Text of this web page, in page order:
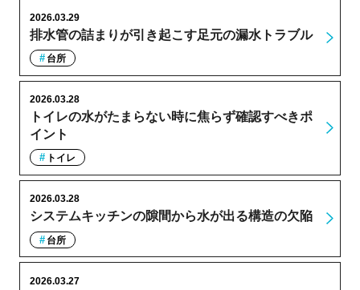
排水管の詰まりが引き起こす足元の漏水トラブル
2026.03.29
台所
トイレの水がたまらない時に焦らず確認すべきポ
イント
2026.03.28
トイレ
システムキッチンの隙間から水が出る構造の欠陥
2026.03.28
台所
2026.03.27